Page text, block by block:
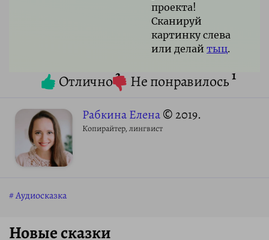
проекта!
Сканируй
картинку слева
или делай тыц.
Отлично2 Не понравилось1
Рабкина Елена© 2019.
Копирайтер, лингвист
Аудиосказка
Новые сказки